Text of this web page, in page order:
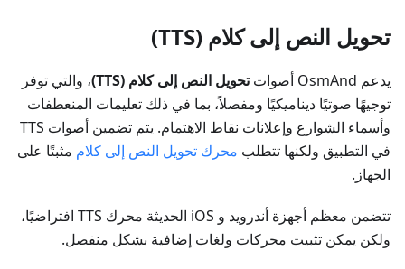
تحويل النص إلى كلام (TTS)
يدعم OsmAnd أصوات تحويل النص إلى كلام (TTS)
، والتي توفر
توجيهًا صوتيًا ديناميكيًا ومفصلاً، بما في ذلك تعليمات المنعطفات
وأسماء الشوارع وإعلانات نقاط الاهتمام. يتم تضمين أصوات TTS
في التطبيق ولكنها تتطلب محرك تحويل النص إلى كلام مثبتًا على
الجهاز.
تتضمن معظم أجهزة أندرويد و iOS الحديثة محرك TTS افتراضيًا،
ولكن يمكن تثبيت محركات ولغات إضافية بشكل منفصل.